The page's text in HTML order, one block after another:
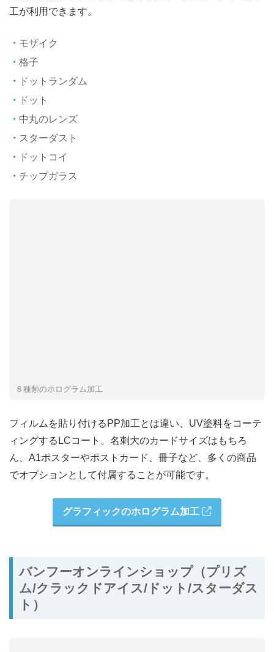
工が利用できます。
モザイク
格子
ドットランダム
ドット
中丸のレンズ
スターダスト
ドットコイ
チップガラス
８種類のホログラム加工
フィルムを貼り付けるPP加工とは違い、UV塗料をコーテ
ィングするLCコート。名刺大のカードサイズはもちろ
ん、A1ポスターやポストカード、冊子など、多くの商品
でオプションとして付属することが可能です。
グラフィックのホログラム加工
バンフーオンラインショップ（プリズ
ム/クラックドアイス/ドット/スターダス
ト）